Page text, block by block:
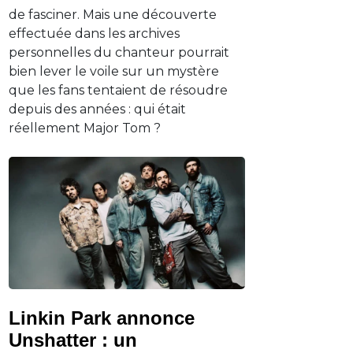
de fasciner. Mais une découverte
effectuée dans les archives
personnelles du chanteur pourrait
bien lever le voile sur un mystère
que les fans tentaient de résoudre
depuis des années : qui était
réellement Major Tom ?
Linkin Park annonce
Unshatter : un